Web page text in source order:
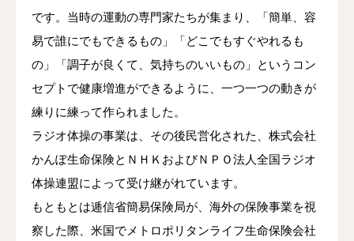
です。当時の運動の専門家たちが集まり、「簡単、容
易で誰にでもできるもの」「どこでもすぐやれるも
の」「調子が良くて、気持ちのいいもの」というコン
セプトで健康増進ができるように、一つ一つの動きが
練りに練って作られました。
ラジオ体操の事業は、その後民営化された、株式会社
かんぽ生命保険とＮＨＫおよびＮＰＯ法人全国ラジオ
体操連盟によって受け継がれています。
もともとは逓信省簡易保険局が、海外の保険事業を視
察した際、米国でメトロポリタンライフ生命保険会社